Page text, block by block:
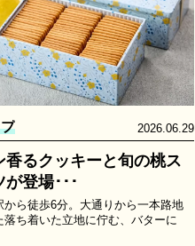
2026.06.29
香るクッキーと旬の桃ス
が登場･･･
から徒歩6分。大通りから一本路地
落ち着いた立地に佇む、バターに